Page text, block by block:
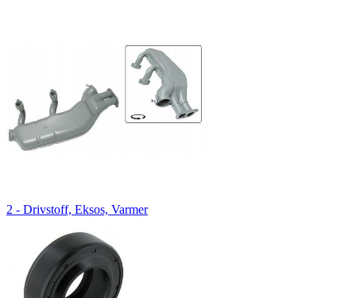
2 - Drivstoff, Eksos, Varmer